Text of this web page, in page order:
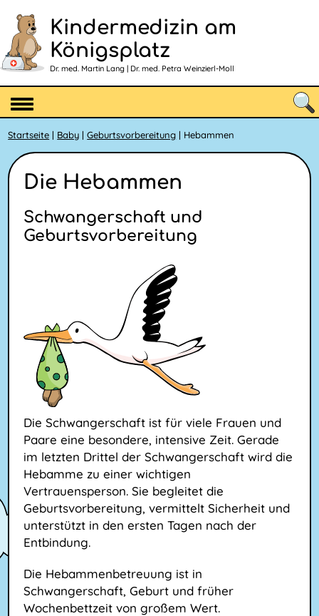
Kindermedizin am
Königsplatz
Dr. med. Martin Lang | Dr. med. Petra Weinzierl-Moll
Startseite | Baby |Geburtsvorbereitung | Hebammen
Die Hebammen
Schwangerschaft und
Geburtsvor­bereitung
Die Schwangerschaft ist für viele Frauen und
Paare eine besondere, intensive Zeit. Gerade
im letzten Drittel der Schwangerschaft wird die
Hebamme zu einer wichtigen
Vertrauensperson. Sie begleitet die
Geburtsvorbereitung, vermittelt Sicherheit und
unterstützt in den ersten Tagen nach der
Entbindung.
Die Hebammenbetreuung ist in
Schwangerschaft, Geburt und früher
Wochenbettzeit von großem Wert.